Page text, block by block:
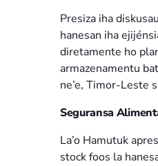
Presiza iha
hanesan iha
diretamente ho
armazenamentu
ne’e, Timor-Leste
Seguransa
La’o Hamutuk
stock foos la